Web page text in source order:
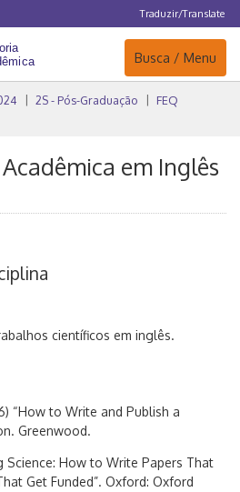
Traduzir/Translate
Navegação
Busca / Menu
2S - Pós-Graduação
FEQ
em Inglês
científicos em inglês.
“How to Write and Publish a
Greenwood.
Science: How to Write Papers That
Get Funded”. Oxford: Oxford